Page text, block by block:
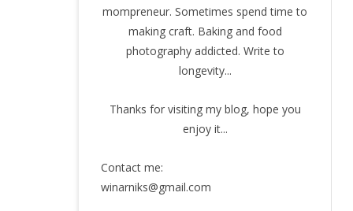
mompreneur. Sometimes spend time to
making craft. Baking and food
photography addicted. Write to
longevity...
Thanks for visiting my blog, hope you
enjoy it...
Contact me:
winarniks@gmail.com